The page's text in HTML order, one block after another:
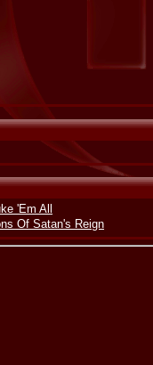
'Em All
Of Satan's Reign